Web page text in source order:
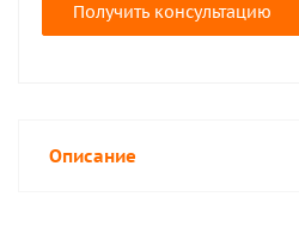
Получить консультацию
Описание